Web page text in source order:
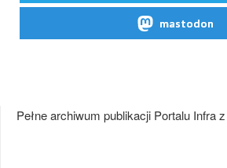
mastodon
Pełne archiwum publikacji Portalu Infra